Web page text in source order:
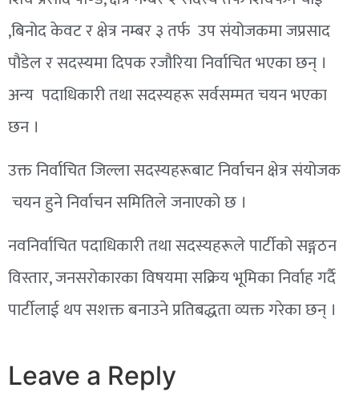
,बिनोद केवट र क्षेत्र नम्बर ३ तर्फ उप संयोजकमाजप्रसाद
पौडेल र सदस्यमादिपकरजौरिया निर्वाचित भएका छन् ।
अन्य पदाधिकारीतथासदस्यहरूसर्वसम्मत चयन भएका
छन ।
उक्त निर्वाचित जिल्लासदस्यहरूबाटनिर्वाचन क्षेत्रसंयोजक
चयन हुने निर्वाचन समितिले जनाएको छ ।
नवनिर्वाचित पदाधिकारी तथा सदस्यहरूले पार्टीकोसङ्गठन
विस्तार, जनसरोकारका विषयमा सक्रिय भूमिका निर्वाह गर्दै
पार्टीलाई थप सशक्त बनाउने प्रतिबद्धता व्यक्त गरेका छन् ।
Leave a Reply